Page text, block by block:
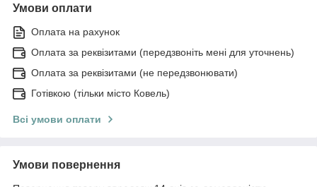
Умови оплати
Оплата на рахунок
Оплата за реквізитами (передзвоніть мені для уточнень)
Оплата за реквізитами (не передзвонювати)
Готівкою (тільки місто Ковель)
Всі умови оплати
Умови повернення